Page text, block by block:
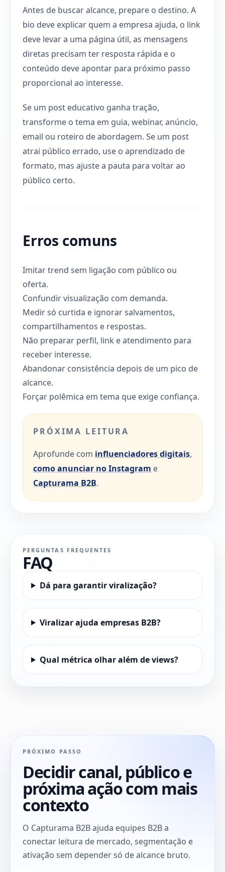
Antes de buscar alcance, prepare o destino. A
bio deve explicar quem a empresa ajuda, o link
deve levar a uma página útil, as mensagens
diretas precisam ter resposta rápida e o
conteúdo deve apontar para próximo passo
proporcional ao interesse.
Se um post educativo ganha tração,
transforme o tema em guia, webinar, anúncio,
email ou roteiro de abordagem. Se um post
atrai público errado, use o aprendizado de
formato, mas ajuste a pauta para voltar ao
público certo.
Erros comuns
Imitar trend sem ligação com público ou
oferta.
Confundir visualização com demanda.
Medir só curtida e ignorar salvamentos,
compartilhamentos e respostas.
Não preparar perfil, link e atendimento para
receber interesse.
Abandonar consistência depois de um pico de
alcance.
Forçar polêmica em tema que exige confiança.
PRÓXIMA LEITURA
Aprofunde com influenciadores digitais,
como anunciar no Instagram e
Capturama B2B.
PERGUNTAS FREQUENTES
FAQ
Dá para garantir viralização?
Viralizar ajuda empresas B2B?
Qual métrica olhar além de views?
PRÓXIMO PASSO
Decidir canal, público e
próxima ação com mais
contexto
O Capturama B2B ajuda equipes B2B a
conectar leitura de mercado, segmentação e
ativação sem depender só de alcance bruto.